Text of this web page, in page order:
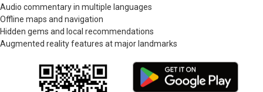
Audio commentary in multiple languages
Offline maps and navigation
Hidden gems and local recommendations
Augmented reality features at major landmarks